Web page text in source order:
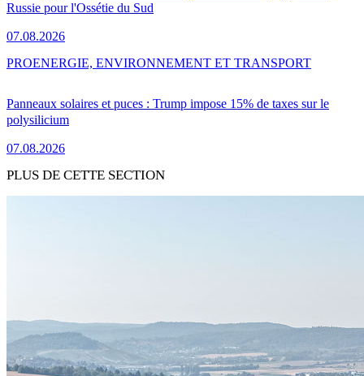
Russie pour l'Ossétie du Sud
07.08.2026
Panneaux solaires et puces : Trump impose 15% de taxes sur le
polysilicium
07.08.2026
PROENERGIE, ENVIRONNEMENT ET TRANSPORT
PLUS DE CETTE SECTION